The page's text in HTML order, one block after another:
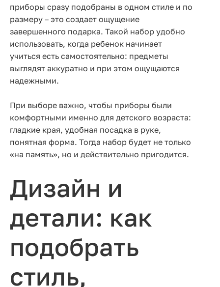
приборы сразу подобраны в одном стиле и по
размеру – это создает ощущение
завершенного подарка. Такой набор удобно
использовать, когда ребенок начинает
учиться есть самостоятельно: предметы
выглядят аккуратно и при этом ощущаются
надежными.
При выборе важно, чтобы приборы были
комфортными именно для детского возраста:
гладкие края, удобная посадка в руке,
понятная форма. Тогда набор будет не только
«на память», но и действительно пригодится.
Дизайн и
детали: как
подобрать
стиль,